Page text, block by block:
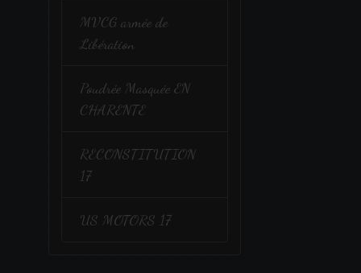
MVCG armée de
Libération
Poudrée Masquée EN
CHARENTE
RECONSTITUTION
17
US MOTORS 17